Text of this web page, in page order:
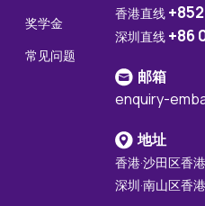
奖学金
常见问题
香港直线
深圳直线 +86
邮箱
enquiry-
地址
香港·沙田区香
深圳·南山区香